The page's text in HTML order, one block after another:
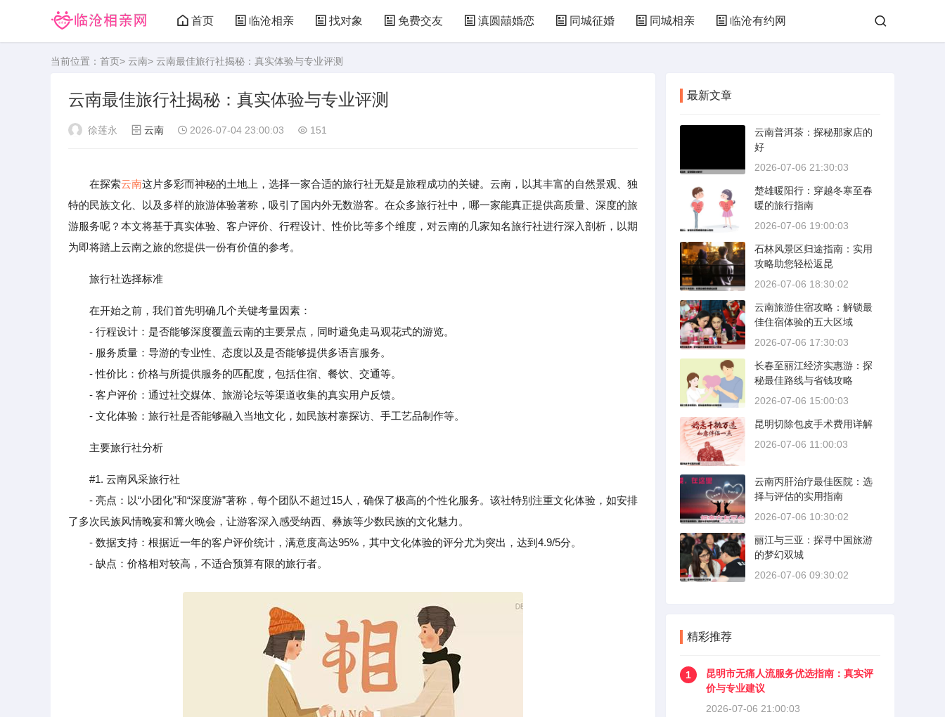
首页 临沧相亲 找对象 免费交友 滇圆囍婚恋 同城征婚 同城相亲 临沧有约网
当前位置： 首页> 云南> 云南最佳旅行社揭秘：真实体验与专业评测
云南最佳旅行社揭秘：真实体验与专业评测
徐莲永 云南 2026-07-04 23:00:03 151
在探索云南这片多彩而神秘的土地上，选择一家合适的旅行社无疑是旅程成功的关键。云南，以其丰富的自然景观、独
特的民族文化、以及多样的旅游体验著称，吸引了国内外无数游客。在众多旅行社中，哪一家能真正提供高质量、深度的旅
游服务呢？本文将基于真实体验、客户评价、行程设计、性价比等多个维度，对云南的几家知名旅行社进行深入剖析，以期
为即将踏上云南之旅的您提供一份有价值的参考。
旅行社选择标准
在开始之前，我们首先明确几个关键考量因素：
- 行程设计：是否能够深度覆盖云南的主要景点，同时避免走马观花式的游览。
- 服务质量：导游的专业性、态度以及是否能够提供多语言服务。
- 性价比：价格与所提供服务的匹配度，包括住宿、餐饮、交通等。
- 客户评价：通过社交媒体、旅游论坛等渠道收集的真实用户反馈。
- 文化体验：旅行社是否能够融入当地文化，如民族村寨探访、手工艺品制作等。
主要旅行社分析
#1. 云南风采旅行社
- 亮点：以“小团化”和“深度游”著称，每个团队不超过15人，确保了极高的个性化服务。该社特别注重文化体验，如安排
了多次民族风情晚宴和篝火晚会，让游客深入感受纳西、彝族等少数民族的文化魅力。
- 数据支持：根据近一年的客户评价统计，满意度高达95%，其中文化体验的评分尤为突出，达到4.9/5分。
- 缺点：价格相对较高，不适合预算有限的旅行者。
最新文章
云南普洱茶：探秘那家店的
好
2026-07-06 21:30:03
楚雄暖阳行：穿越冬寒至春
暖的旅行指南
2026-07-06 19:00:03
石林风景区归途指南：实用
攻略助您轻松返昆
2026-07-06 18:30:02
云南旅游住宿攻略：解锁最
佳住宿体验的五大区域
2026-07-06 17:30:03
长春至丽江经济实惠游：探
秘最佳路线与省钱攻略
2026-07-06 15:00:03
昆明切除包皮手术费用详解
2026-07-06 11:00:03
云南丙肝治疗最佳医院：选
择与评估的实用指南
2026-07-06 10:30:02
丽江与三亚：探寻中国旅游
的梦幻双城
2026-07-06 09:30:02
精彩推荐
1
昆明市无痛人流服务优选指南：真实评
价与专业建议
2026-07-06 21:00:03